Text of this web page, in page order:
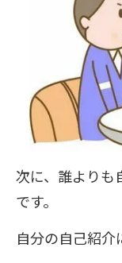
次に、誰よりも
です。
自分の自己紹介